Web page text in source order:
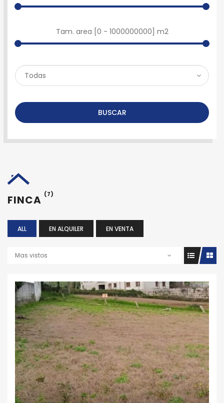
Tam. area [ 0 - 1000000000 ] m2
BUSCAR
FINCA (7)
ALL EN ALQUILER EN VENTA
Mas vistos
Finca